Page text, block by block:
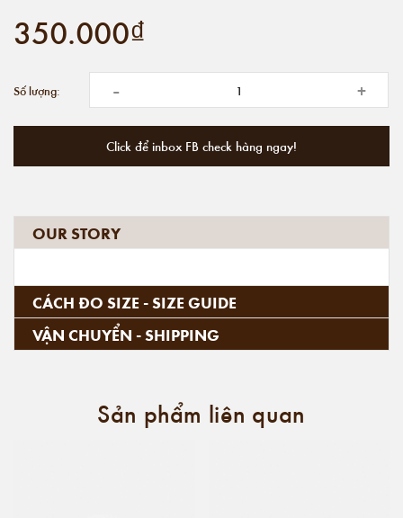
350.000₫
Số lượng: - +
Click để inbox FB check hàng ngay!
OUR STORY
CÁCH ĐO SIZE - SIZE GUIDE
VẬN CHUYỂN - SHIPPING
Sản phẩm liên quan